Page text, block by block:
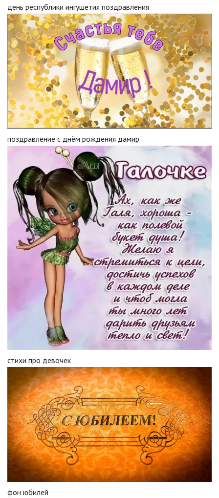
день республики ингушетия поздравления
поздравление с днём рождения дамир
стихи про девочек
фон юбилей